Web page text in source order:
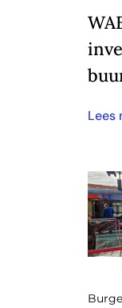
Lees